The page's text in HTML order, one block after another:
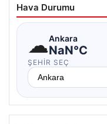
Hava Durumu
☁Ankara
NaN°C
ŞEHIR SEÇ